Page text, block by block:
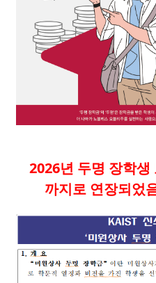
2026년 두명 장학
까지로 연장되었